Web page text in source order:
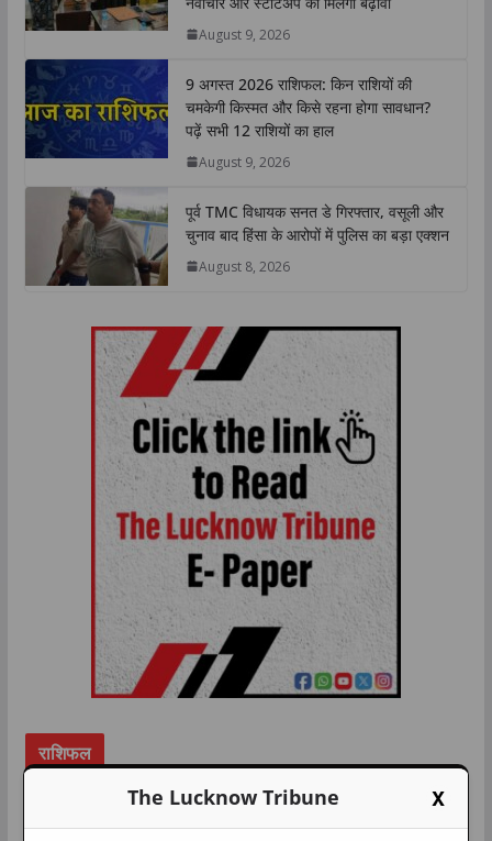
p
o
r
n
k
August 9, 2026
9 अगस्त 2026 राशिफल: किन राशियों की
चमकेगी किस्मत और किसे रहना होगा सावधान?
पढ़ें सभी 12 राशियों का हाल
August 9, 2026
पूर्व TMC विधायक सनत डे गिरफ्तार, वसूली और
चुनाव बाद हिंसा के आरोपों में पुलिस का बड़ा एक्शन
August 8, 2026
राशिफल
The Lucknow Tribune X